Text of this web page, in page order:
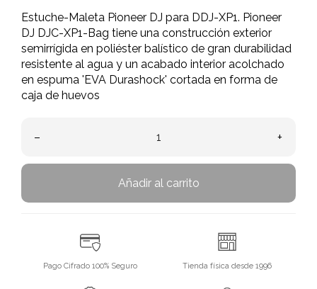
Estuche-Maleta Pioneer DJ para DDJ-XP1. Pioneer
DJ DJC-XP1-Bag tiene una construcción exterior
semirrígida en poliéster balístico de gran durabilidad
resistente al agua y un acabado interior acolchado
en espuma 'EVA Durashock' cortada en forma de
caja de huevos
– +
Añadir al carrito
Pago Cifrado 100% Seguro Tienda física desde 1996